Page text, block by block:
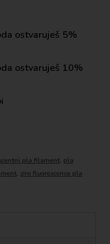
ostvaruješ 5%
ostvaruješ 10%
pla filament, pla
, ziro fluorescence pla